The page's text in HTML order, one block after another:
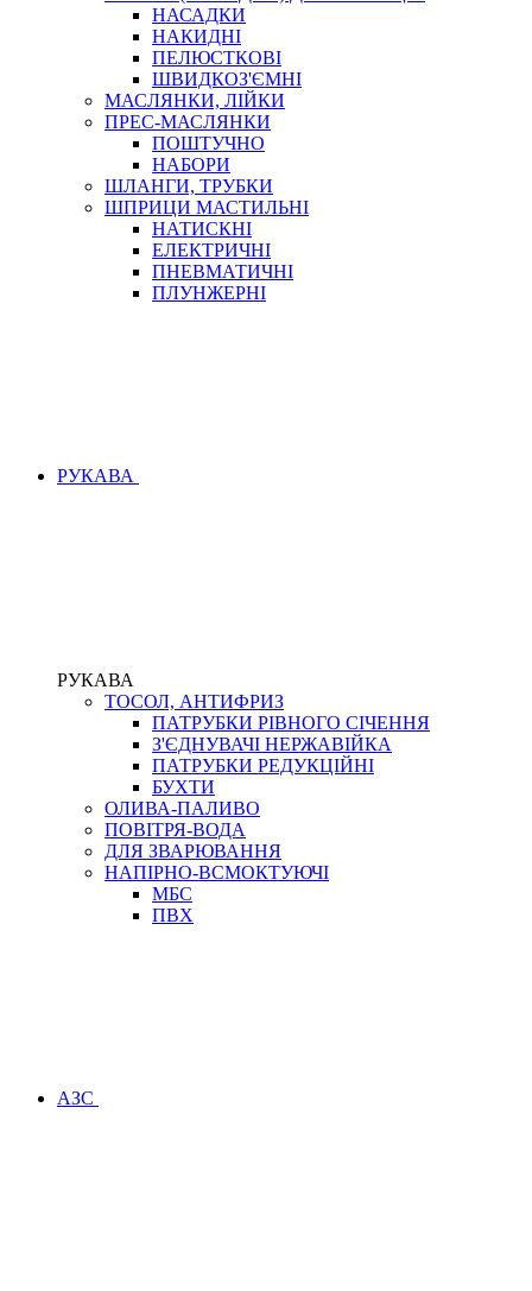
НАСАДКИ
НАКИДНІ
ПЕЛЮСТКОВІ
ШВИДКОЗ'ЄМНІ
МАСЛЯНКИ, ЛІЙКИ
ПРЕС-МАСЛЯНКИ
ПОШТУЧНО
НАБОРИ
ШЛАНГИ, ТРУБКИ
ШПРИЦИ МАСТИЛЬНІ
НАТИСКНІ
ЕЛЕКТРИЧНІ
ПНЕВМАТИЧНІ
ПЛУНЖЕРНІ
РУКАВА
РУКАВА
ТОСОЛ, АНТИФРИЗ
ПАТРУБКИ РІВНОГО СІЧЕННЯ
З'ЄДНУВАЧІ НЕРЖАВІЙКА
ПАТРУБКИ РЕДУКЦІЙНІ
БУХТИ
ОЛИВА-ПАЛИВО
ПОВІТРЯ-ВОДА
ДЛЯ ЗВАРЮВАННЯ
НАПІРНО-ВСМОКТУЮЧІ
МБС
ПВХ
АЗС